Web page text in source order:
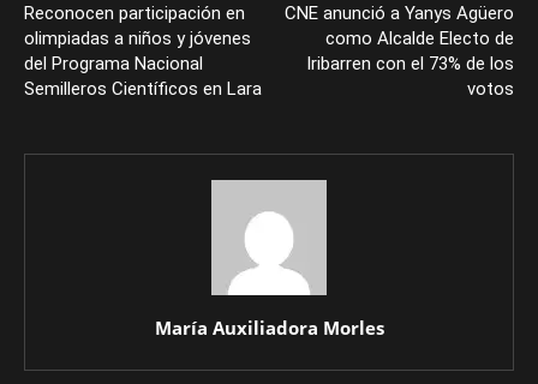
Reconocen participación en
olimpiadas a niños y jóvenes
del Programa Nacional
Semilleros Científicos en Lara
CNE anunció a Yanys Agüero
como Alcalde Electo de
Iribarren con el 73% de los
votos
María Auxiliadora Morles